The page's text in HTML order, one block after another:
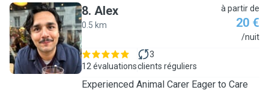
A
8. Alex
0.5 km
à partir de
20 €
/nuit
12 évaluations
3
clients réguliers
Experienced Animal Carer Eager to Care